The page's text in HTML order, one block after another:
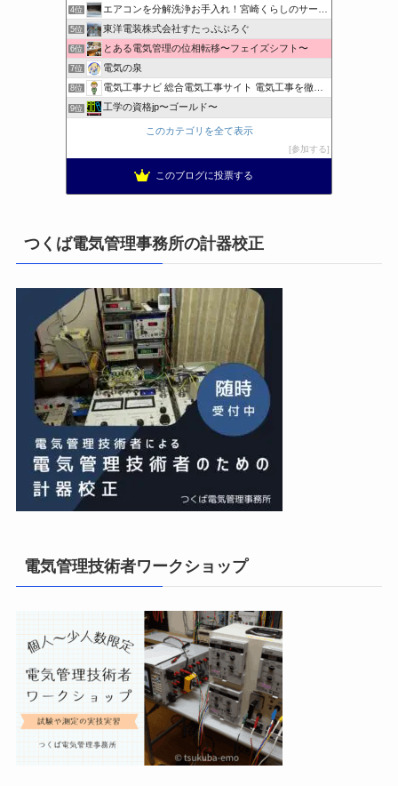
4位 エアコンを分解洗浄お手入れ！宮崎くらしのサービス
5位 東洋電装株式会社すたっぷぶろぐ
6位 とある電気管理の位相転移〜フェイズシフト〜
7位 電気の泉
8位 電気工事ナビ 総合電気工事サイト 電気工事を徹底解説
9位 工学の資格jp〜ゴールド〜
日置空調 | エアコン取付 鹿児島 | 鹿児島のエアコン工事
このカテゴリを全て表示
参加する
このブログに投票する
つくば電気管理事務所の計器校正
電気管理技術者ワークショップ